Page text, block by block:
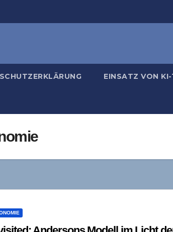
EINSATZ VON